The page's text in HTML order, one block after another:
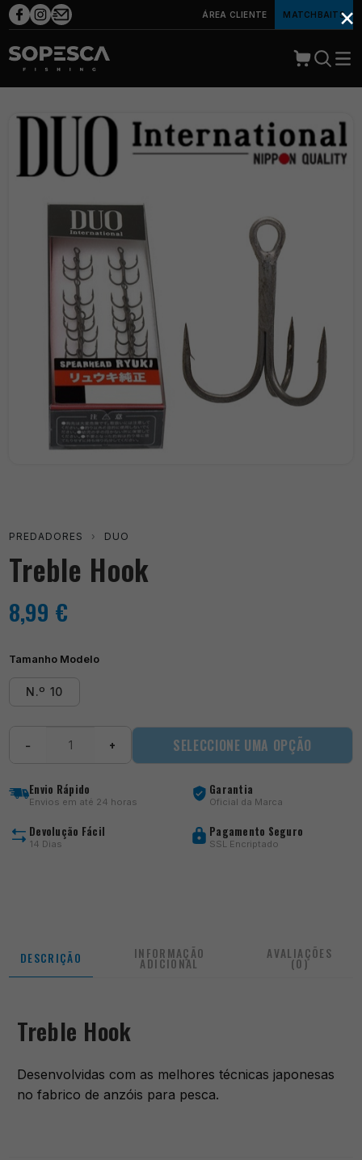
ÁREA CLIENTE MATCHBAITS
PREDADORES › DUO
Treble Hook
8,99 €
Tamanho Modelo
N.º 10
− + SELECCIONE UMA OPÇÃO
Envio Rápido
Envios em até 24 horas
Garantia
Oficial da Marca
Devolução Fácil
14 Dias
Pagamento Seguro
SSL Encriptado
DESCRIÇÃO INFORMAÇÃO
ADICIONAL
AVALIAÇÕES
(0)
Treble Hook
Desenvolvidas com as melhores técnicas japonesas
no fabrico de anzóis para pesca.
×